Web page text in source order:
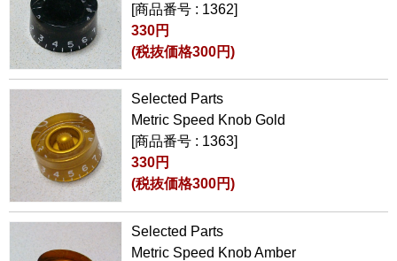
[商品番号 : 1362]
330円
(税抜価格300円)
Selected Parts
Metric Speed Knob Gold
[商品番号 : 1363]
330円
(税抜価格300円)
Selected Parts
Metric Speed Knob Amber